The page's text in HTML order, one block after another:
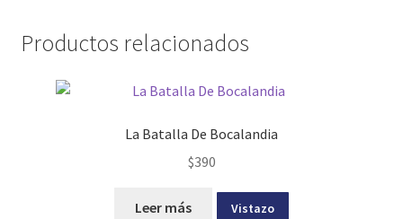
Productos relacionados
La Batalla De Bocalandia
$390
Leer más Vistazo